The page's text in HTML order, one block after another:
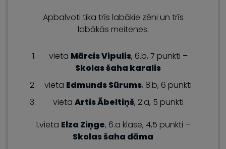
Apbalvoti tika trīs labākie zēni un trīs
labākās meitenes.
vieta Mārcis Vipulis, 6.b, 7 punkti –
Skolas šaha karalis
vieta Edmunds Sūrums, 8.b, 6 punkti
vieta Artis Ābeltiņš, 2.a, 5 punkti
1.vieta Elza Ziņge, 6.a klase, 4,5 punkti –
Skolas šaha dāma